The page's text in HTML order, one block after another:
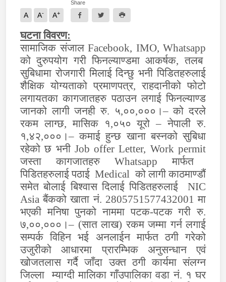
A A- A+
Share
घटना विवरण:
सामाजिक संजाल Facebook, IMO, Whatsapp
को दुरुपयोग गरी फिनल्याण्डमा आकर्षक, तलब
सुबिधामा रोजगारी मिलाई दिन्छु भनी पिडितहरुलाई
शैक्षिक योग्यताको प्रमाणपत्र, राहदानीको फोटो
लगायतका कागजातहरु पठाउन लगाई फिनल्याण्ड
जानको लागी जनही रु. ५,००,०००।– को दरले
रकम लाग्छ, मासिक १,०५० यूरो – नेपाली रु.
१,४२,०००।– कमाई हुन्छ खाना बस्नको सुबिधा
रहेको छ भनी Job offer Letter, Work permit
जस्ता कागजातहरुWhatsapp मार्फत
पिडितहरुलाई पठाई Medical को लागी काठमाण्डौं
समेत बोलाई बिश्वास दिलाई पिडितहरुलाई NIC
Asiaबैंकको खाता नं. 2805751577432001 मा
भएकी मनिषा पुनको नाममा पटक-पटक गरी रु.
७,००,०००।– (सात लाख) रकम जम्मा गर्न लगाई
सम्पर्क विहिन भई अनलाईन मार्फत ठगी गरेको
उजुरीको आधारमा प्रारम्भिक अनुसन्धान एवं
खोजतलास गर्दै जाँदा उक्त ठगी कार्यमा संलग्न
जिल्ला म्याग्दी मालिका गाँउपालिका वडा नं. १ घर